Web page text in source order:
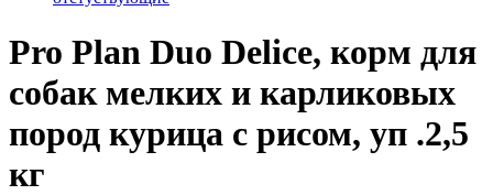
Pro Plan Duo Delice, корм для
собак мелких и карликовых
пород курица с рисом, уп .2,5
кг